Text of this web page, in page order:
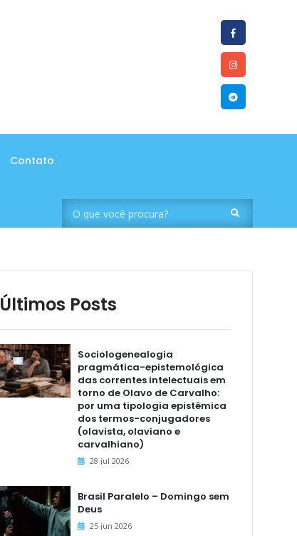
Contato
Últimos Posts
Sociologenealogia
pragmática-epistemológica
das correntes intelectuais em
torno de Olavo de Carvalho:
por uma tipologia epistêmica
dos termos-conjugadores
(olavista, olaviano e
carvalhiano)
28 jul 2026
Brasil Paralelo – Domingo sem
Deus
25 jun 2026